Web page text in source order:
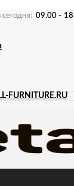
09.00 -
FURNITURE.RU